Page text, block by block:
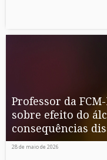
Professor da
sobre efeito do
consequências
28 de maio de 2026